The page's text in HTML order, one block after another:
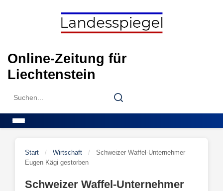
Online-Zeitung für
Liechtenstein
Search
Search
Start / Wirtschaft /
Schweizer Waffel-Unternehmer
Eugen Kägi gestorben
Schweizer Waffel-Unternehmer